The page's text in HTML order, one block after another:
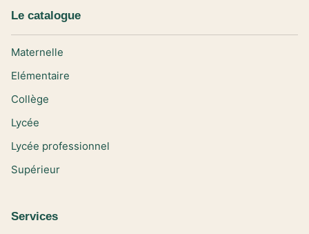
Le catalogue
Maternelle
Elémentaire
Collège
Lycée
Lycée professionnel
Supérieur
Services